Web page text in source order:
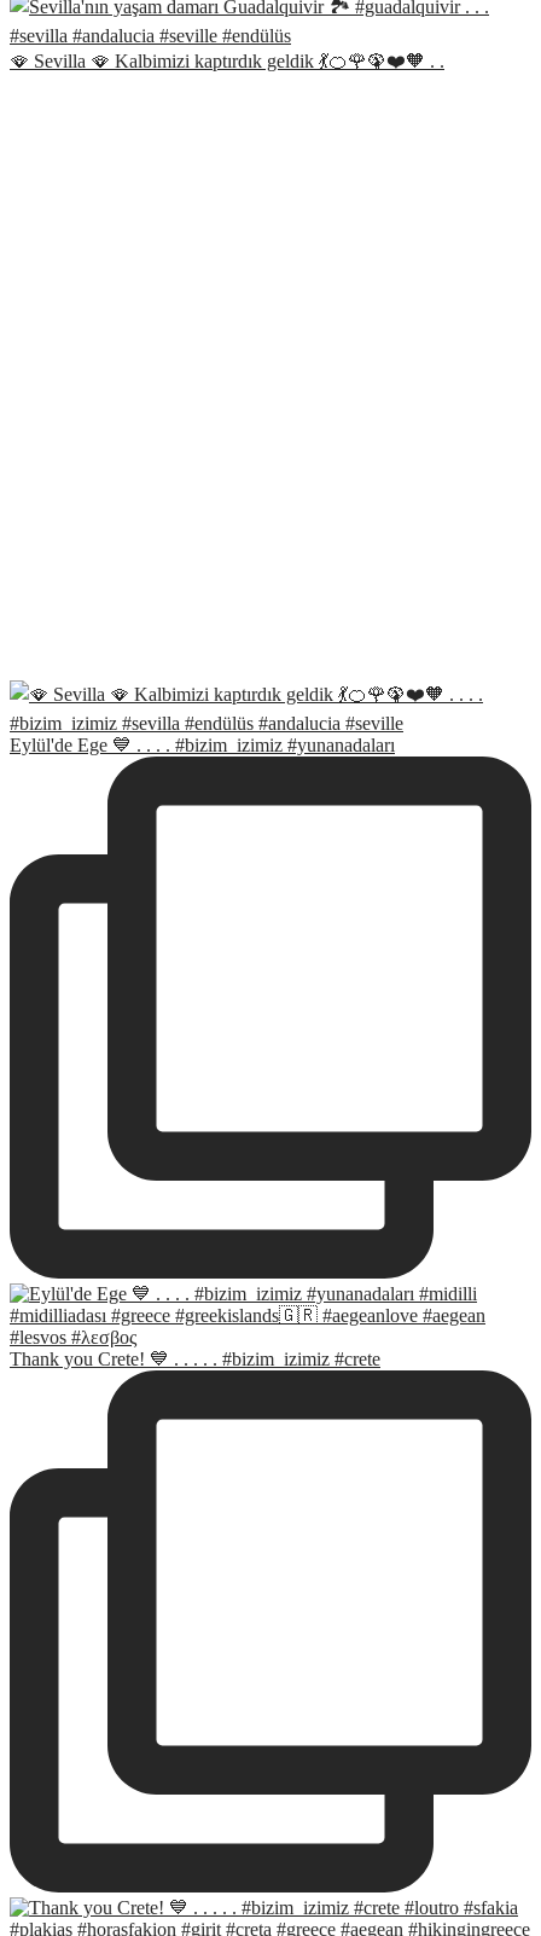
🪭 Sevilla 🪭 Kalbimizi kaptırdık geldik 💃🍊🌹🦚❤️🧡 . .
Eylül'de Ege 💙 . . . . #bizim_izimiz #yunanadaları
Thank you Crete! 💙 . . . . . #bizim_izimiz #crete